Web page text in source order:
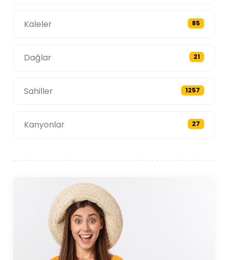
Kaleler 85
Dağlar 21
Sahiller 1257
Kanyonlar 27